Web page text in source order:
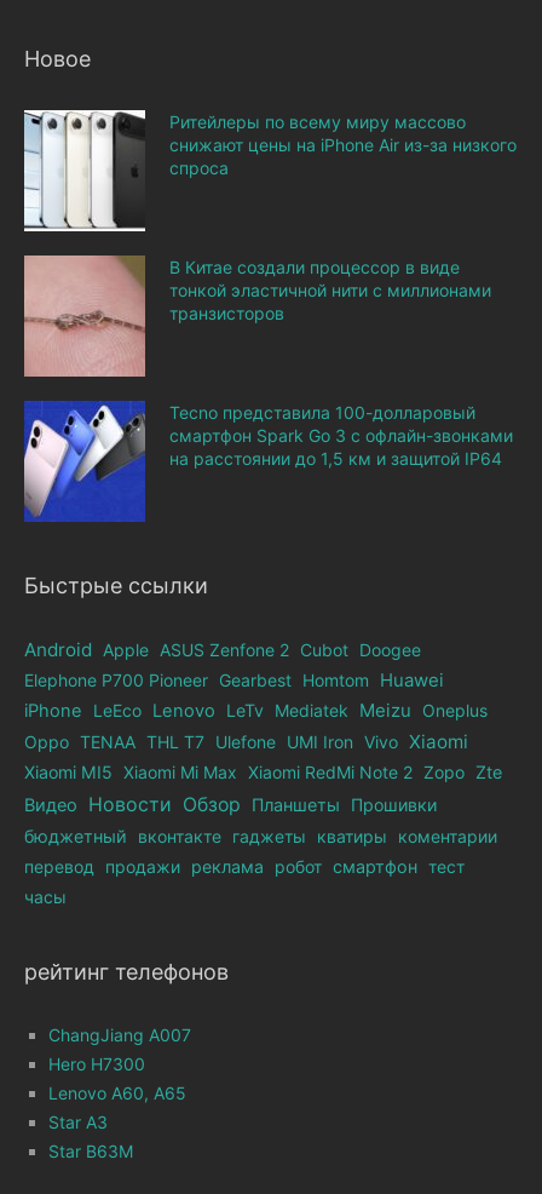
Новое
Ритейлеры по всему миру массово
снижают цены на iPhone Air из-за низкого
спроса
В Китае создали процессор в виде
тонкой эластичной нити с миллионами
транзисторов
Tecno представила 100-долларовый
смартфон Spark Go 3 с офлайн-звонками
на расстоянии до 1,5 км и защитой IP64
Быстрые ссылки
Android Apple ASUS Zenfone 2 Cubot Doogee
Elephone Р700 Pioneer Gearbest Homtom
Huawei
iPhone
LeEco Lenovo LeTv Mediatek Meizu
Oneplus
Oppo TENAA THL T7 Ulefone UMI Iron Vivo Xiaomi
Xiaomi MI5 Xiaomi Mi Max Xiaomi RedMi Note 2 Zopo Zte
Видео Новости Обзор Планшеты
Прошивки
бюджетный
вконтакте гаджеты кватиры
коментарии
перевод
продажи реклама робот смартфон тест
часы
рейтинг телефонов
ChangJiang A007
Hero H7300
Lenovo A60, A65
Star A3
Star B63M